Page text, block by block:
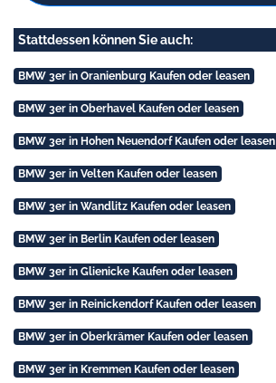
Stattdessen können Sie auch:
BMW 3er in Oranienburg Kaufen oder leasen
BMW 3er in Oberhavel Kaufen oder leasen
BMW 3er in Hohen Neuendorf Kaufen oder leasen
BMW 3er in Velten Kaufen oder leasen
BMW 3er in Wandlitz Kaufen oder leasen
BMW 3er in Berlin Kaufen oder leasen
BMW 3er in Glienicke Kaufen oder leasen
BMW 3er in Reinickendorf Kaufen oder leasen
BMW 3er in Oberkrämer Kaufen oder leasen
BMW 3er in Kremmen Kaufen oder leasen